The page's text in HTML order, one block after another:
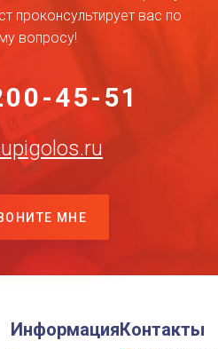
проконсультирует вас по
вопросу!
45-51
МНЕ
ИнформацияКонтакты